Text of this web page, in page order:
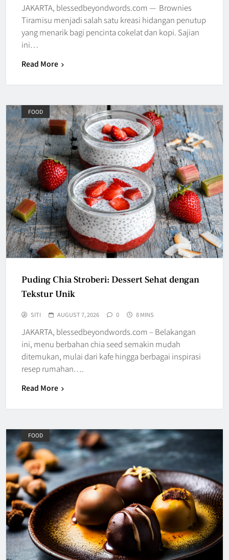
JAKARTA, blessedbeyondwords.com — Brownies
Tiramisu menjadi salah satu kreasi hidangan penutup
yang menarik bagi pencinta cokelat dan kopi. Sajian
ini…
Read More
FOOD
Puding Chia Stroberi: Dessert Sehat dengan
Tekstur Unik
SITI AUGUST 7, 2026 0 8 MINS
JAKARTA, blessedbeyondwords.com – Belakangan
ini, menu berbahan chia seed semakin mudah
ditemukan, mulai dari kafe hingga berbagai inspirasi
resep rumahan….
Read More
FOOD